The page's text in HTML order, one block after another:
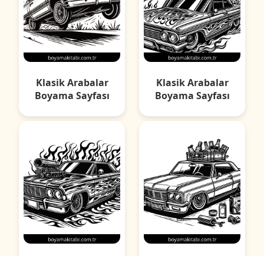
Klasik Arabalar
Boyama Sayfası
Klasik Arabalar
Boyama Sayfası